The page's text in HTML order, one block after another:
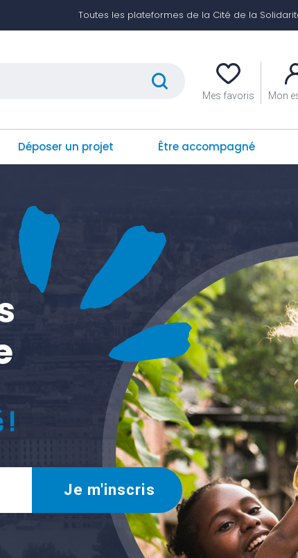
Toutes les plateformes de la Cité de la
Mes favoris Mon
Déposer un projet Être accompagné
!